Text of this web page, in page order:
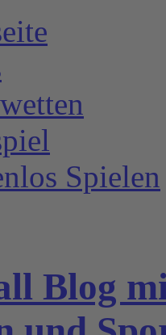
Spielen
Blog